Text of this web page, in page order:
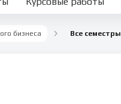
бизнеса Все семестры